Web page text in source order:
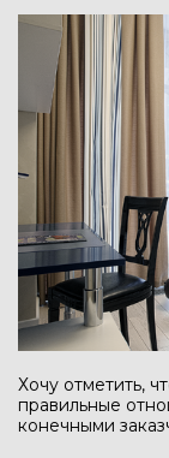
Хочу отметить,
правильные
конечными